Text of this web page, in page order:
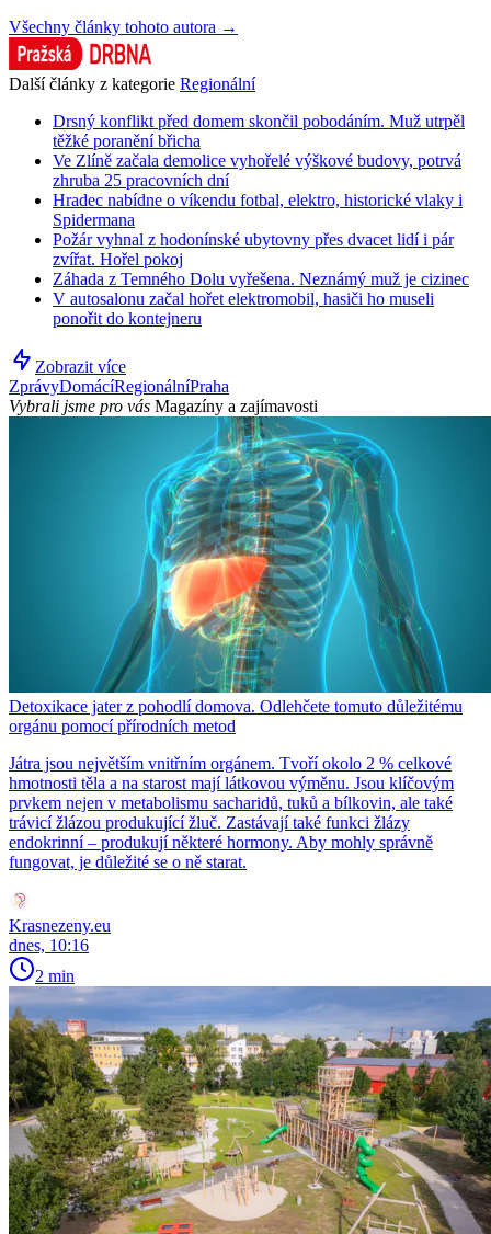
Všechny články tohoto autora →
Další články z kategorie Regionální
Drsný konflikt před domem skončil pobodáním. Muž utrpěl
těžké poranění břicha
Ve Zlíně začala demolice vyhořelé výškové budovy, potrvá
zhruba 25 pracovních dní
Hradec nabídne o víkendu fotbal, elektro, historické vlaky i
Spidermana
Požár vyhnal z hodonínské ubytovny přes dvacet lidí i pár
zvířat. Hořel pokoj
Záhada z Temného Dolu vyřešena. Neznámý muž je cizinec
V autosalonu začal hořet elektromobil, hasiči ho museli
ponořit do kontejneru
Zobrazit více
ZprávyDomácíRegionálníPraha
Vybrali jsme pro vás Magazíny a zajímavosti
Detoxikace jater z pohodlí domova. Odlehčete tomuto důležitému
orgánu pomocí přírodních metod
Játra jsou největším vnitřním orgánem. Tvoří okolo 2 % celkové
hmotnosti těla a na starost mají látkovou výměnu. Jsou klíčovým
prvkem nejen v metabolismu sacharidů, tuků a bílkovin, ale také
trávicí žlázou produkující žluč. Zastávají také funkci žlázy
endokrinní – produkují některé hormony. Aby mohly správně
fungovat, je důležité se o ně starat.
Krasnezeny.eu
dnes, 10:16
2 min